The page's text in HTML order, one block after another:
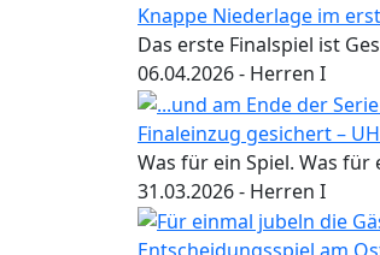
Knappe Niederlage im
Das erste Finalspiel ist
06.04.2026- Herren I
Finaleinzug gesichert –
Was für ein Spiel. Was für
31.03.2026- Herren I